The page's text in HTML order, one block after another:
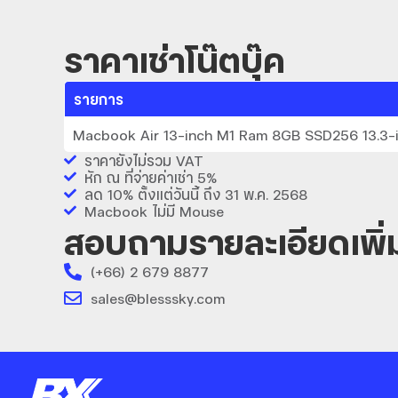
ราคาเช่าโน๊ตบุ๊ค
รายการ
Macbook Air 13-inch M1 Ram 8GB SSD256
ราคายังไม่รวม VAT
หัก ณ ที่จ่ายค่าเช่า 5%
ลด 10% ตั้งแต่วันนี้ ถึง 31 พ.ค. 2568
Macbook ไม่มี Mouse
สอบถามรายละเอียดเพิ่
(+66) 2 679 8877
sales@blesssky.com